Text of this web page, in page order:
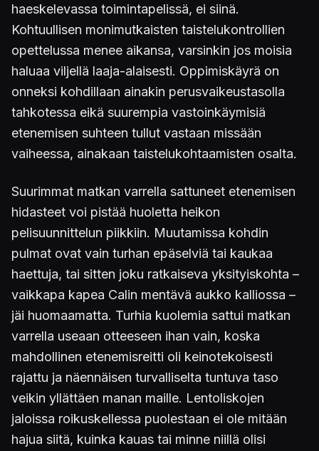
haeskelevassa toimintapelissä, ei siinä.
Kohtuullisen monimutkaisten taistelukontrollien
opettelussa menee aikansa, varsinkin jos moisia
haluaa viljellä laaja-alaisesti. Oppimiskäyrä on
onneksi kohdillaan ainakin perusvaikeustasolla
tahkotessa eikä suurempia vastoinkäymisiä
etenemisen suhteen tullut vastaan missään
vaiheessa, ainakaan taistelukohtaamisten osalta.
Suurimmat matkan varrella sattuneet etenemisen
hidasteet voi pistää huoletta heikon
pelisuunnittelun piikkiin. Muutamissa kohdin
pulmat ovat vain turhan epäselviä tai kaukaa
haettuja, tai sitten joku ratkaiseva yksityiskohta –
vaikkapa kapea Calin mentävä aukko kalliossa –
jäi huomaamatta. Turhia kuolemia sattui matkan
varrella useaan otteeseen ihan vain, koska
mahdollinen etenemisreitti oli keinotekoisesti
rajattu ja näennäisen turvalliselta tuntuva taso
veikin yllättäen manan maille. Lentoliskojen
jaloissa roikuskellessa puolestaan ei ole mitään
hajua siitä, kuinka kauas tai minne niillä olisi